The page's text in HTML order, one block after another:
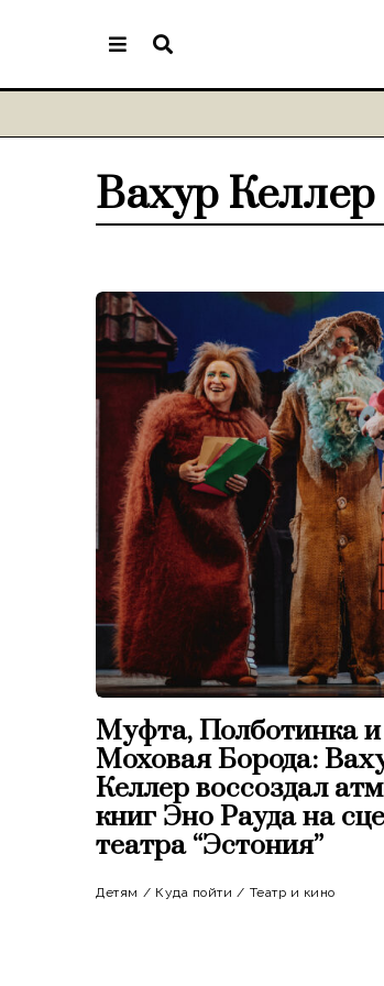
Вахур Келлер
Муфта, Полботинка и
Моховая Борода:
Келлер воссоздал
книг Эно Рауда на
театра “Эстония”
Детям / Куда пойти / Театр и кино